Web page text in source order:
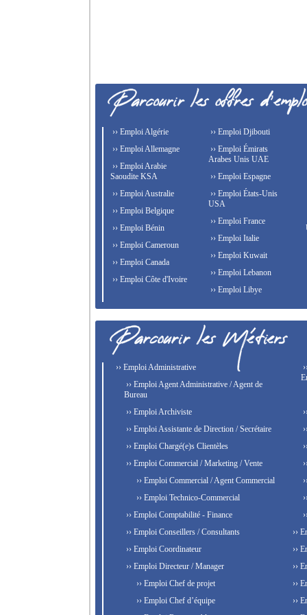
›› Emploi Algérie
›› Emploi Allemagne
›› Emploi Arabie
Saoudite KSA
›› Emploi Australie
›› Emploi Belgique
›› Emploi Bénin
›› Emploi Cameroun
›› Emploi Canada
›› Emploi Côte d'Ivoire
›› Emploi Djibouti
›› Emploi Émirats
Arabes Unis UAE
›› Emploi Espagne
›› Emploi États-Unis
USA
›› Emploi France
›› Emploi Italie
›› Emploi Kuwait
›› Emploi Lebanon
›› Emploi Libye
›› Emploi Administrative
›› Emploi Agent Administrative / Agent de
Bureau
›› Emploi Archiviste
›› Emploi Assistante de Direction / Secrétaire
›› Emploi Chargé(e)s Clientèles
›› Emploi Commercial / Marketing / Vente
›› Emploi Commercial / Agent Commercial
›› Emploi Technico-Commercial
›› Emploi Comptabilité - Finance
›› Emploi Conseillers / Consultants
›› Emploi Coordinateur
›› Emploi Directeur / Manager
›› Emploi Chef de projet
›› Emploi Chef d’équipe
››
››
››
››
››